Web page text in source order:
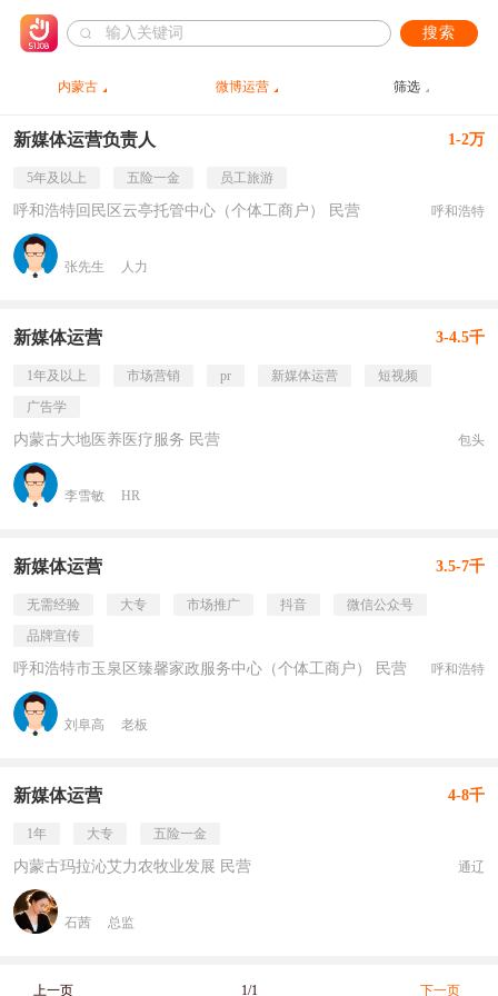
搜索
内蒙古 微博运营 筛选
新媒体运营负责人 1-2万
5年及以上 五险一金 员工旅游
呼和浩特回民区云亭托管中心（个体工商户） 民营 呼和浩特
张先生 人力
新媒体运营 3-4.5千
1年及以上 市场营销 pr 新媒体运营
短视频
广告学
内蒙古大地医养医疗服务 民营 包头
李雪敏 HR
新媒体运营 3.5-7千
无需经验 大专 市场推广 抖音
微信公众号
品牌宣传
呼和浩特市玉泉区臻馨家政服务中心（个体工商户） 民营 呼和浩特
刘阜高 老板
新媒体运营 4-8千
1年 大专 五险一金
内蒙古玛拉沁艾力农牧业发展 民营 通辽
石茜 总监
上一页 1/1 下一页